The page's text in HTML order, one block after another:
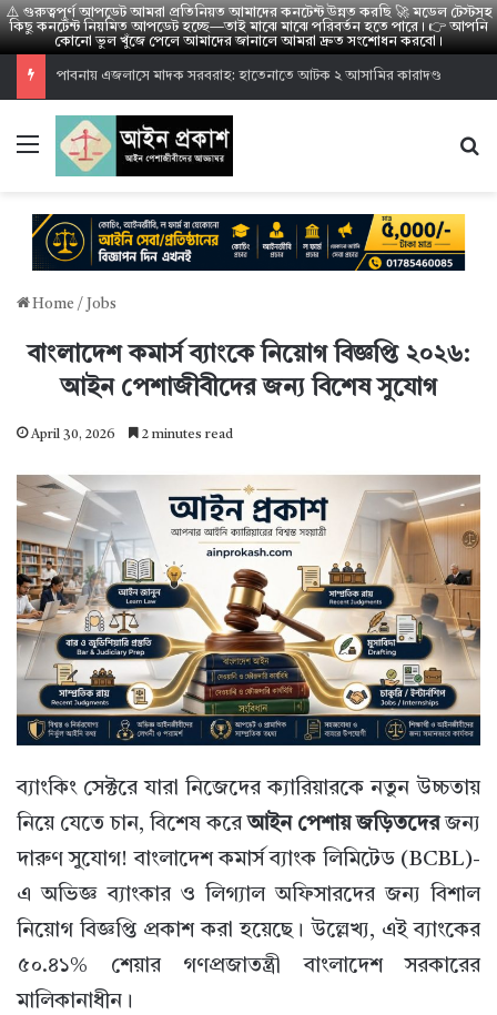
⚠️ গুরুত্বপূর্ণ আপডেট আমরা প্রতিনিয়ত আমাদের কনটেন্ট উন্নত করছি 🚀 মডেল টেস্টসহ
কিছু কনটেন্ট নিয়মিত আপডেট হচ্ছে—তাই মাঝে মাঝে পরিবর্তন হতে পারে। 👉 আপনি
কোনো ভুল খুঁজে পেলে আমাদের জানালে আমরা দ্রুত সংশোধন করবো।
পাবনায় এজলাসে মাদক সরবরাহ: হাতেনাতে আটক ২ আসামির কারাদণ্ড
Menu
Home / Jobs
বাংলাদেশ কমার্স ব্যাংকে নিয়োগ বিজ্ঞপ্তি ২০২৬:
আইন পেশাজীবীদের জন্য বিশেষ সুযোগ
April 30, 2026 2 minutes read
ব্যাংকিং সেক্টরে যারা নিজেদের ক্যারিয়ারকে নতুন উচ্চতায়
নিয়ে যেতে চান, বিশেষ করে আইন পেশায় জড়িতদেরজন্য
দারুণ সুযোগ! বাংলাদেশ কমার্স ব্যাংক লিমিটেড (BCBL)-
এ অভিজ্ঞ ব্যাংকার ও লিগ্যাল অফিসারদের জন্য বিশাল
নিয়োগ বিজ্ঞপ্তি প্রকাশ করা হয়েছে। উল্লেখ্য, এই ব্যাংকের
৫০.৪১% শেয়ার গণপ্রজাতন্ত্রী বাংলাদেশ সরকারের
মালিকানাধীন।